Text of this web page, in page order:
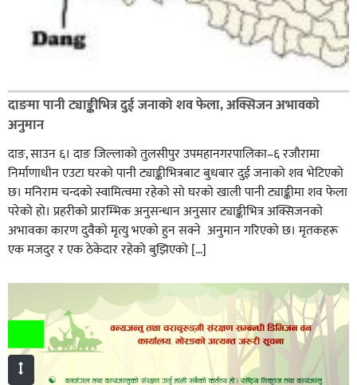
दाङमा पानी ट्याङ्कीभित्र दुई जनाको शव फेला, अक्सिजन अभावकाे
अनुमान
दाङ, साउन ६। दाङ जिल्लाको तुलसीपुर उपमहानगरपालिका–६ रजौरामा
निर्माणाधीन एउटा घरको पानी ट्याङ्कीभित्रबाट बुधबार दुई जनाको शव भेटिएको
छ। मनिराम चन्दको स्वामित्वमा रहेको सो घरको खाली पानी ट्याङ्कीमा शव फेला
परेको हो। प्रहरीकाे प्रारम्भिक अनुसन्धान अनुसार ट्याङ्कीभित्र अक्सिजनको
अभावका कारण दुवैको मृत्यु भएको हुन सक्ने अनुमान गरिएको छ। मृतकहरू
एक मजदुर र एक ठेकेदार रहेको बुझिएको […]